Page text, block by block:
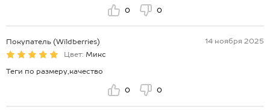
0 0
Покупатель (Wildberries)
14 ноября 2025
Цвет: Микс
Теги по размеру,качество
0 0